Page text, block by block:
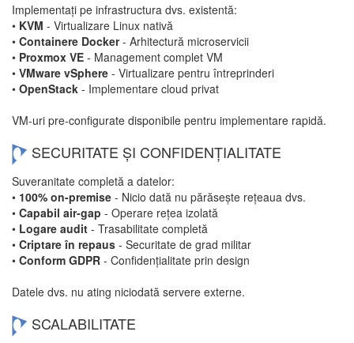
Implementați pe infrastructura dvs. existentă:
• KVM - Virtualizare Linux nativă
• Containere Docker- Arhitectură microservicii
• Proxmox VE - Management complet VM
• VMware vSphere - Virtualizare pentru întreprinderi
• OpenStack - Implementare cloud privat
VM-uri pre-configurate disponibile pentru implementare rapidă.
SECURITATE ȘI CONFIDENȚIALITATE
Suveranitate completă a datelor:
• 100% on-premise - Nicio dată nu părăsește rețeaua dvs.
• Capabil air-gap - Operare rețea izolată
• Logare audit - Trasabilitate completă
• Criptare în repaus - Securitate de grad militar
• Conform GDPR - Confidențialitate prin design
Datele dvs. nu ating niciodată servere externe.
SCALABILITATE